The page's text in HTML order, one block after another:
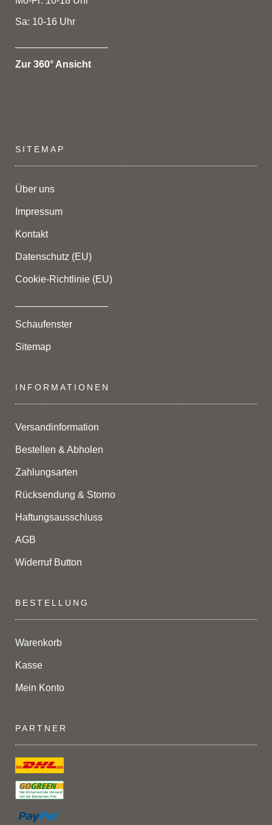
Sa: 10-16 Uhr
Zur 360° Ansicht
SITEMAP
Über uns
Impressum
Kontakt
Datenschutz (EU)
Cookie-Richtlinie (EU)
Schaufenster
Sitemap
INFORMATIONEN
Versandinformation
Bestellen & Abholen
Zahlungsarten
Rücksendung & Storno
Haftungsausschluss
AGB
Widerruf Button
BESTELLUNG
Warenkorb
Kasse
Mein Konto
PARTNER